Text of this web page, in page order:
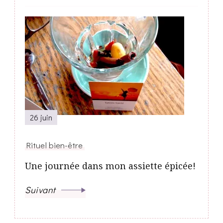
26 juin
Rituel bien-être
Une journée dans mon assiette épicée!
Suivant